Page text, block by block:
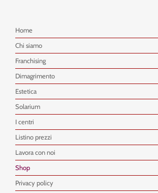
Home
Chi siamo
Franchising
Dimagrimento
Estetica
Solarium
I centri
Listino prezzi
Lavora con noi
Shop
Privacy policy